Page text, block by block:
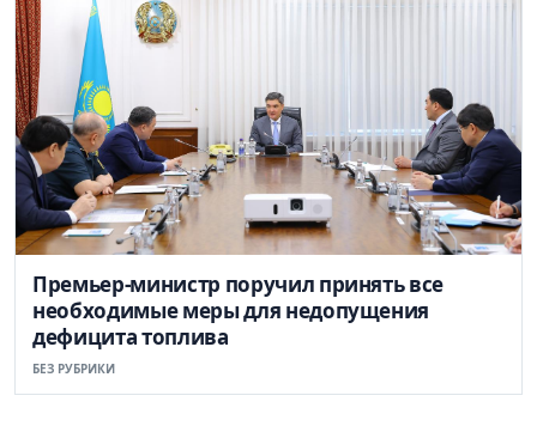
Премьер-министр поручил принять все
необходимые меры для недопущения
дефицита топлива
БЕЗ РУБРИКИ